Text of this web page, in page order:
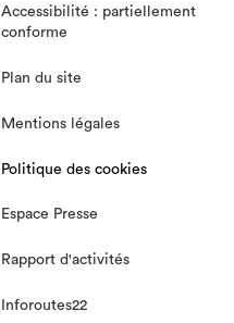
Accessibilité : partiellement
conforme
Plan du site
Mentions légales
Politique des cookies
Espace Presse
Rapport d'activités
Inforoutes22